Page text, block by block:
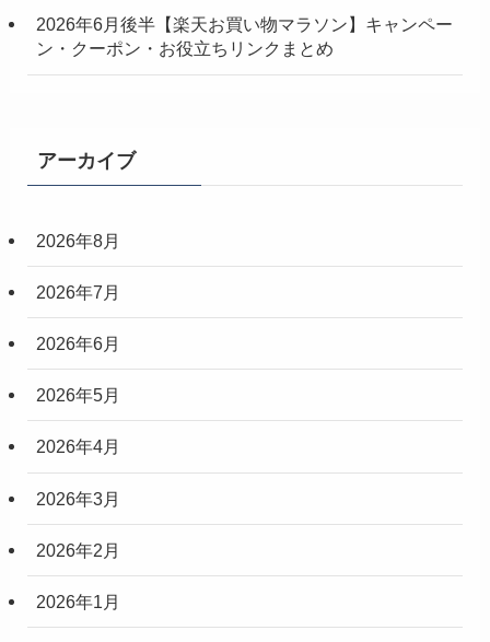
2026年6月後半【楽天お買い物マラソン】キャンペー
ン・クーポン・お役立ちリンクまとめ
アーカイブ
2026年8月
2026年7月
2026年6月
2026年5月
2026年4月
2026年3月
2026年2月
2026年1月